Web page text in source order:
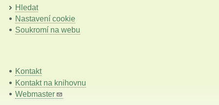
Hledat
Nastavení cookie
Soukromí na webu
Kontakt
Kontakt na knihovnu
Webmaster